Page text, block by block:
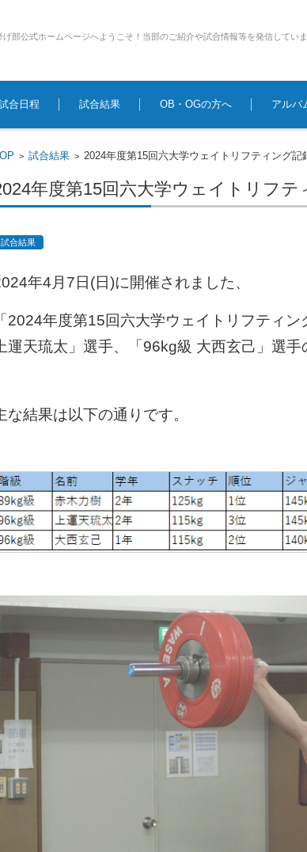
部公式ホームページへようこそ！当部のご紹介や試合情報等を発信していま
合日程 試合結果 OB・OGの方へ アルバ
> 試合結果> 2024年度第15回六大学ウェイトリフティング記
年度第15回六大学ウェイトリフテ
試合結果
年4月7日(日)に開催されました、
「2024年度第15回六大学ウェイトリフティン
上運天琉太」選手、「96kg級 大西玄己」選手
な結果は以下の通りです。